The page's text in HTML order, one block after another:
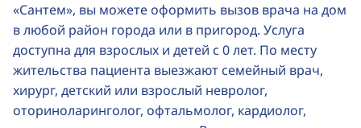
«Сантем», вы можете оформить вызов врача на дом
в любой район города или в пригород. Услуга
доступна для взрослых и детей с 0 лет. По месту
жительства пациента выезжают семейный врач,
хирург, детский или взрослый невролог,
оториноларинголог, офтальмолог, кардиолог,